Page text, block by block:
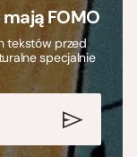
FOMO
tekstów przed
specjalnie